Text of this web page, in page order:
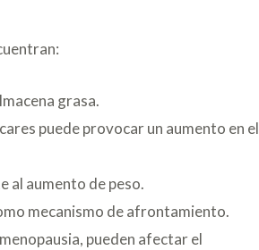
grasa.
puede provocar un aumento en el
al aumento de peso.
mecanismo de afrontamiento.
pueden afectar el